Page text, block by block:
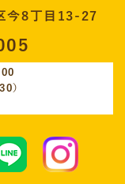
8丁目13-27
）